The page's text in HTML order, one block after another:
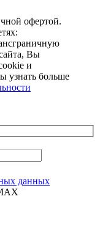
офертой.
Вы
и
узнать больше
данных